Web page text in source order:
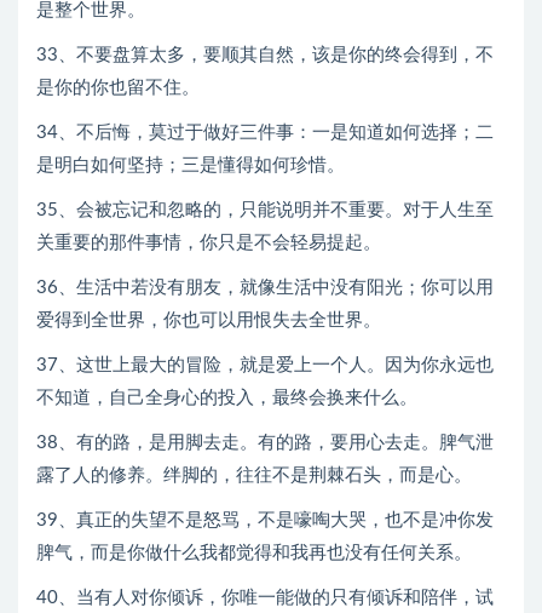
是整个世界。
33、不要盘算太多，要顺其自然，该是你的终会得到，不
是你的你也留不住。
34、不后悔，莫过于做好三件事：一是知道如何选择；二
是明白如何坚持；三是懂得如何珍惜。
35、会被忘记和忽略的，只能说明并不重要。对于人生至
关重要的那件事情，你只是不会轻易提起。
36、生活中若没有朋友，就像生活中没有阳光；你可以用
爱得到全世界，你也可以用恨失去全世界。
37、这世上最大的冒险，就是爱上一个人。因为你永远也
不知道，自己全身心的投入，最终会换来什么。
38、有的路，是用脚去走。有的路，要用心去走。脾气泄
露了人的修养。绊脚的，往往不是荆棘石头，而是心。
39、真正的失望不是怒骂，不是嚎啕大哭，也不是冲你发
脾气，而是你做什么我都觉得和我再也没有任何关系。
40、当有人对你倾诉，你唯一能做的只有倾诉和陪伴，试